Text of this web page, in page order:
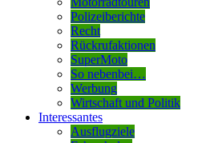
Polizeiberichte
Recht
Rückrufaktionen
SuperMoto
So nebenbei…
Werbung
Wirtschaft und Politik
Interessantes
Ausflugziele